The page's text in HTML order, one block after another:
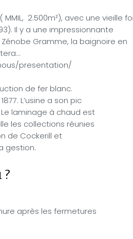
2.500m²), avec une vieille
Il y a une impressionnante
Gramme, la baignoire en
presentation/
de fer blanc.
L’usine a son pic
laminage à chaud est
les collections réunies
de Cockerill et
gestion.
après les fermetures